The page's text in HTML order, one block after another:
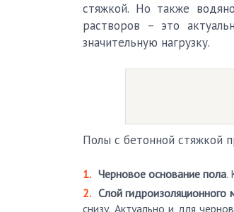
стяжкой. Но также
растворов – это
значительную нагрузку.
Полы с бетонной стяжкой
Черновое основание пола.
Слой гидроизоляционного
снизу. Актуально и для